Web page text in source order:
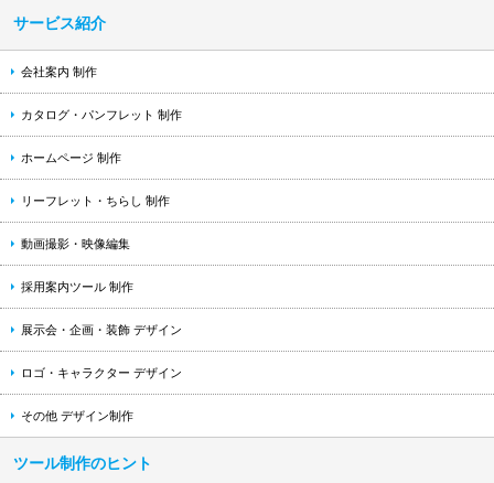
サービス紹介
会社案内 制作
カタログ・パンフレット 制作
ホームページ 制作
リーフレット・ちらし 制作
動画撮影・映像編集
採用案内ツール 制作
展示会・企画・装飾 デザイン
ロゴ・キャラクター デザイン
その他 デザイン制作
ツール制作のヒント